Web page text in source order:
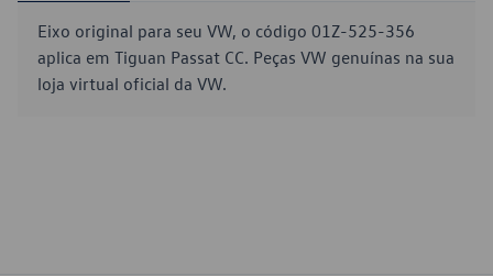
Eixo original para seu VW, o código 01Z-525-356
aplica em Tiguan Passat CC. Peças VW genuínas na sua
loja virtual oficial da VW.